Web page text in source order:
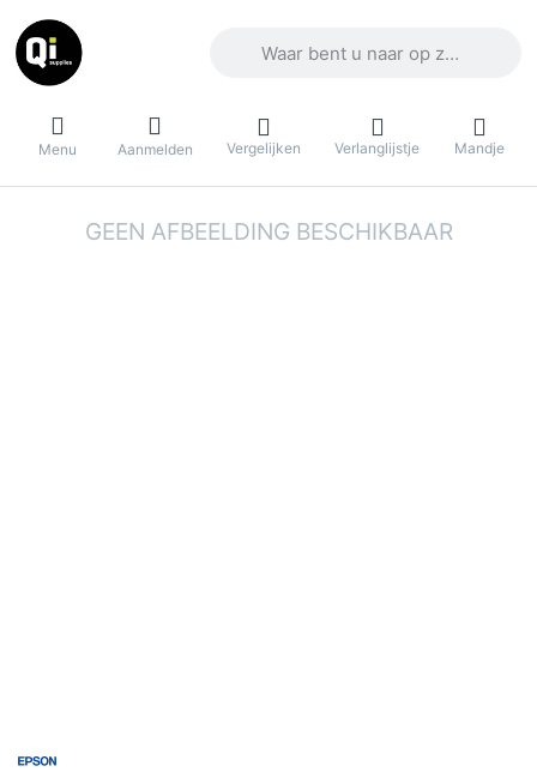
Menu Aanmelden Vergelijken Verlanglijstje Mandje